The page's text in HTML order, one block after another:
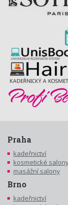
Praha
kadeřnictví
kosmetické
masážní salony
Brno
kadeřnictví